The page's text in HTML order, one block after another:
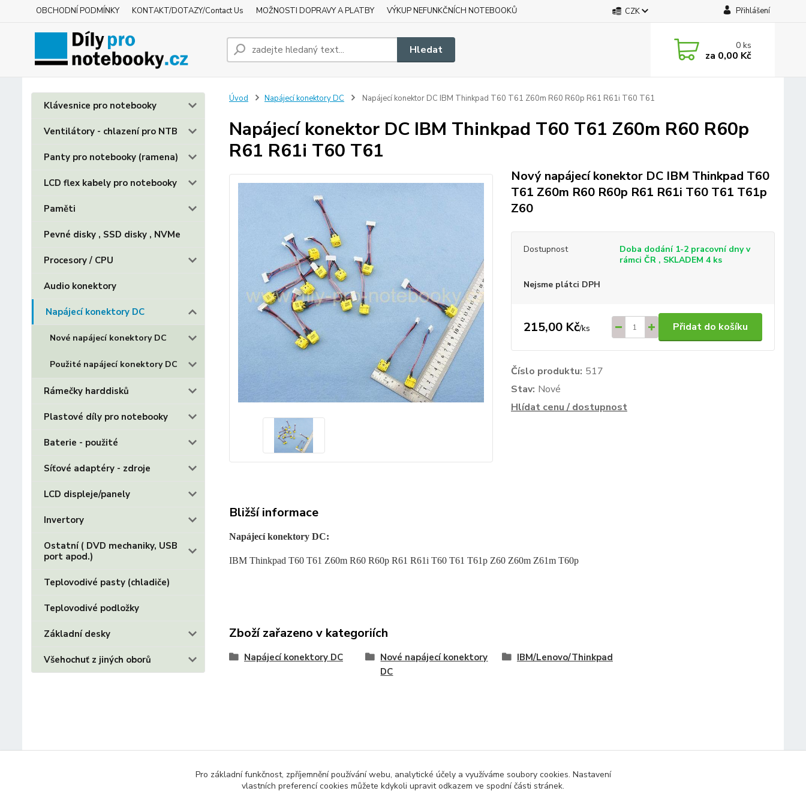
OBCHODNÍ PODMÍNKY KONTAKT/DOTAZY/Contact Us MOŽNOSTI DOPRAVY A PLATBY VÝKUP NEFUNKČNÍCH NOTEBOOKŮ CZK Přihlášení
Hledat 0ks
za 0,00 Kč
Klávesnice pro notebooky
Ventilátory - chlazení pro NTB
Panty pro notebooky (ramena)
LCD flex kabely pro notebooky
Paměti
Pevné disky , SSD disky , NVMe
Procesory / CPU
Audio konektory
Napájecí konektory DC
Nové napájecí konektory DC
Použité napájecí konektory DC
Rámečky harddisků
Plastové díly pro notebooky
Baterie - použité
Síťové adaptéry - zdroje
LCD displeje/panely
Invertory
Ostatní ( DVD mechaniky, USB
port apod.)
Teplovodivé pasty (chladiče)
Teplovodivé podložky
Základní desky
Všehochuť z jiných oborů
Úvod Napájecí konektory DC Napájecí konektor DC IBM Thinkpad T60 T61 Z60m R60 R60p R61 R61i T60 T61
Napájecí konektor DC IBM Thinkpad T60 T61 Z60m R60 R60p
R61 R61i T60 T61
Nový napájecí konektor DC IBM Thinkpad T60
T61 Z60m R60 R60p R61 R61i T60 T61 T61p
Z60
Dostupnost
Doba dodání 1-2 pracovní dny v
rámci ČR , SKLADEM 4 ks
Nejsme plátci DPH
215,00 Kč/ks Přidat do košíku
Číslo produktu: 517
Stav: Nové
Hlídat cenu / dostupnost
Bližší informace
Napájecí konektory DC:
IBM Thinkpad T60 T61 Z60m R60 R60p R61 R61i T60 T61 T61p Z60 Z60m Z61m T60p
Zboží zařazeno v kategoriích
Napájecí konektory DC
Nové napájecí konektory
DC
IBM/Lenovo/Thinkpad
Pro základní funkčnost, zpříjemnění používání webu, analytické účely a využíváme soubory cookies. Nastavení
vlastních preferencí cookies můžete kdykoli upravit odkazem ve spodní části stránek.